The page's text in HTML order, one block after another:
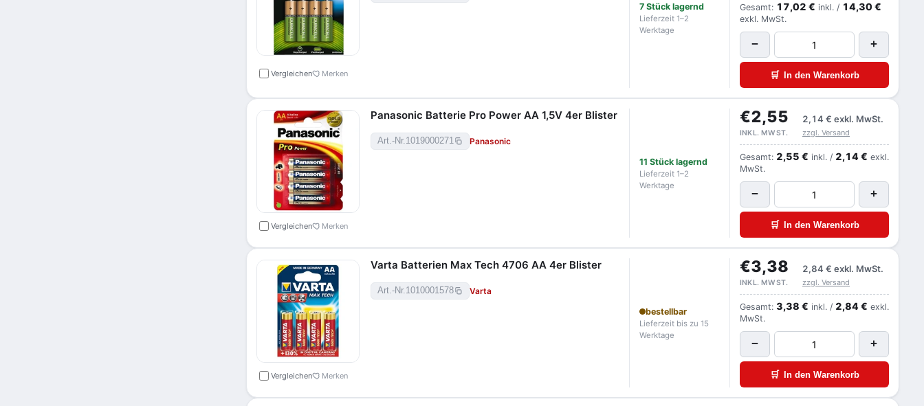
Vergleichen Merken
7 Stück lagernd
Lieferzeit 1–2
Werktage
Gesamt: 17,02 € inkl. / 14,30 €
exkl. MwSt.
− +
🛒 In den Warenkorb
Vergleichen Merken
Panasonic Batterie Pro Power AA 1,5V 4er Blister
Art.-Nr.1019000271
Panasonic
11 Stück lagernd
Lieferzeit 1–2
Werktage
€2,55 2,14 € exkl. MwSt.
INKL. MWST. zzgl. Versand
Gesamt: 2,55 € inkl. / 2,14 € exkl.
MwSt.
− +
🛒 In den Warenkorb
Vergleichen Merken
Varta Batterien Max Tech 4706 AA 4er Blister
Art.-Nr.1010001578
Varta
bestellbar
Lieferzeit bis zu 15
Werktage
€3,38 2,84 € exkl. MwSt.
INKL. MWST. zzgl. Versand
Gesamt: 3,38 € inkl. / 2,84 € exkl.
MwSt.
− +
🛒 In den Warenkorb